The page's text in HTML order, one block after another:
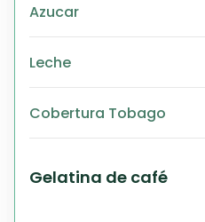
Azucar
Leche
Cobertura Tobago
Gelatina de café